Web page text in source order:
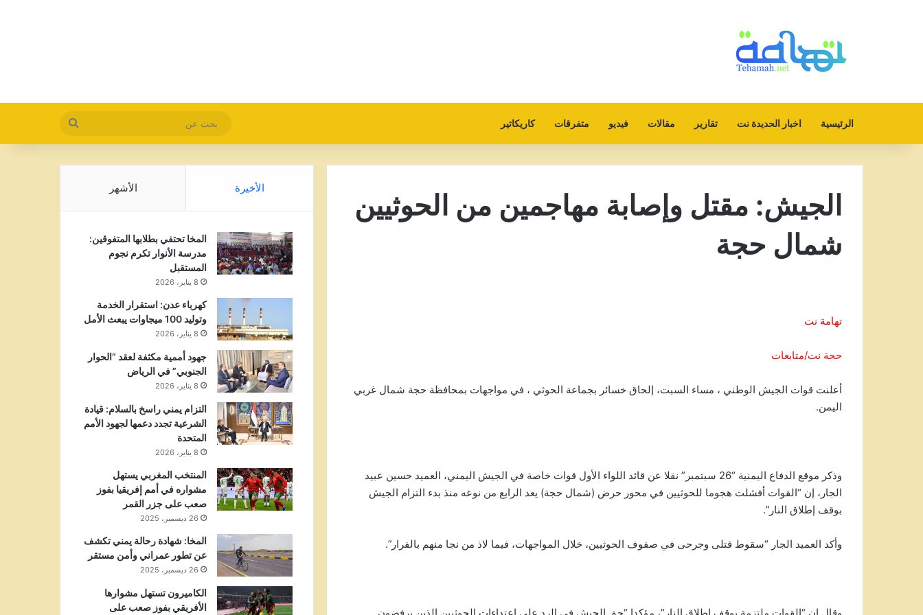
الرئيسية اخبار الحديدة نت تقارير مقالات فيديو متفرقات كاريكاتير
بحث
عن
الجيش: مقتل وإصابة مهاجمين من الحوثيين
شمال حجة
تهامة نت
حجة نت/متابعات
أعلنت قوات الجيش الوطني ، مساء السبت، إلحاق خسائر بجماعة الحوثي ، في مواجهات بمحافظة حجة شمال غربي
اليمن.
وذكر موقع الدفاع اليمنية “26 سبتمبر” نقلا عن قائد اللواء الأول قوات خاصة في الجيش اليمني، العميد حسين عبيد
الجار، إن “القوات أفشلت هجوما للحوثيين في محور حرض (شمال حجة) يعد الرابع من نوعه منذ بدء التزام الجيش
بوقف إطلاق النار”.
وأكد العميد الجار “سقوط قتلى وجرحى في صفوف الحوثيين، خلال المواجهات، فيما لاذ من نجا منهم بالفرار”.
الأخيرة الأشهر
المخا تحتفي بطلابها المتفوقين:
مدرسة الأنوار تكرم نجوم
المستقبل
8 يناير، 2026
كهرباء عدن: استقرار الخدمة
وتوليد 100 ميجاوات يبعث الأمل
8 يناير، 2026
جهود أممية مكثفة لعقد “الحوار
الجنوبي” في الرياض
8 يناير، 2026
التزام يمني راسخ بالسلام: قيادة
الشرعية تجدد دعمها لجهود الأمم
المتحدة
8 يناير، 2026
المنتخب المغربي يستهل
مشواره في أمم إفريقيا بفوز
صعب على جزر القمر
26 ديسمبر، 2025
المخا: شهادة رحالة يمني تكشف
عن تطور عمراني وأمن مستقر
26 ديسمبر، 2025
الكاميرون تستهل مشوارها
الأفريقي بفوز صعب على